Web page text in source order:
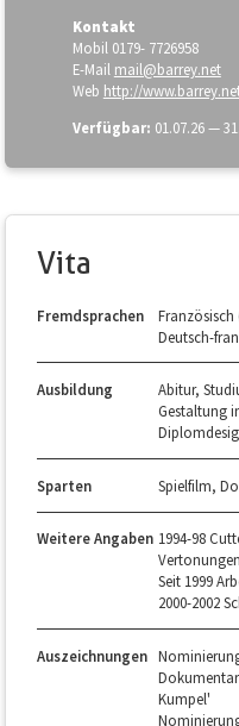
Kontakt
Mobil 0179- 7726958
E-Mail mail@barrey.net
Web http://
Verfügbar: 01.07.26 —
Vita
Fremdsprachen
Französisch
Deutsch-
Ausbildung
Abitur,
Gestaltung
Sparten Spielfilm,
Weitere Angaben 1994-98
Seit 1999
2000-2002
Auszeichnungen
Kumpel'